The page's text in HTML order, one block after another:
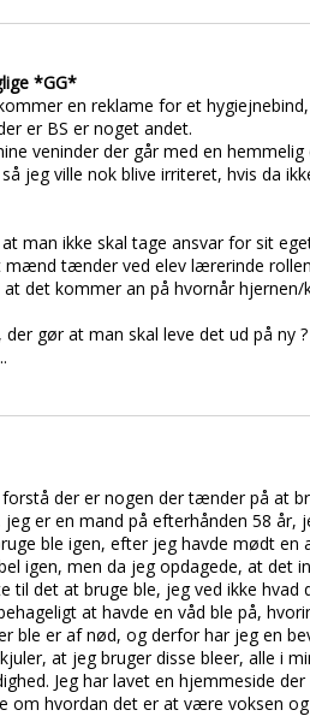
*GG*
en reklame for et
er BS er noget andet.
veninder der går med en
jeg ville nok blive irriteret, hvis da
man ikke skal tage ansvar for sit
mænd tænder ved elev lærerinde
det kommer an på hvornår
gør at man skal leve det ud på ny ?
der er nogen der tænder på at
er en mand på efterhånden 58
ble igen, efter jeg havde mødt
igen, men da jeg opdagede, at
til det at bruge ble, jeg ved ikke
at havde en våd ble på,
ble er af nød, og derfor har jeg en
at jeg bruger disse bleer, alle i
Jeg har lavet en hjemmeside
om hvordan det er at være voksen og